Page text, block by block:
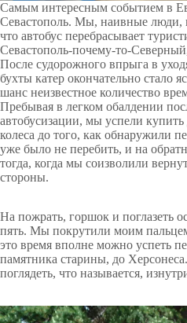
Самым интересным событием в
Севастополь. Мы, наивные люди,
что автобус перебрасывает
Севастополь-почему-то-
После судорожного впрыга в
бухты катер окончательно стало
шанс неизвестное количество
Пребывая в легком обалдении
автобусизации, мы успели
колеса до того, как обнаружили
уже было не перебить, и на
тогда, когда мы соизволили
стороны.
На пожрать, горшок и поглазеть
пять. Мы покрутили моим
это время вполне можно успеть
памятника старины, до
поглядеть, что называется,